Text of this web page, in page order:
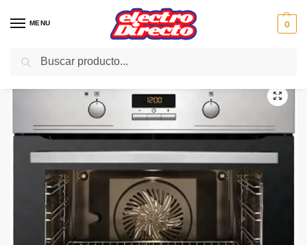
MENU 0
Inicio Gama blanca Hornos